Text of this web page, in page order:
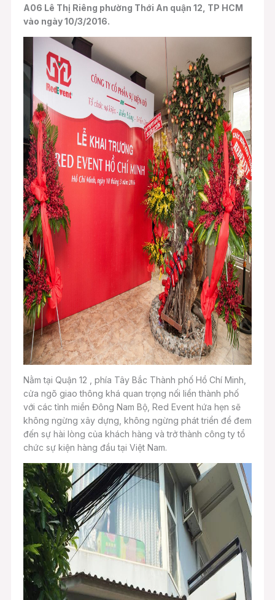
A06 Lê Thị Riêng phường Thới An quận 12, TP HCM
vào ngày 10/3/2016.
Nằm tại Quận 12 , phía Tây Bắc Thành phố Hồ Chí Minh,
cửa ngõ giao thông khá quan trọng nối liền thành phố
với các tỉnh miền Đông Nam Bộ, Red Event hứa hẹn sẽ
không ngừng xây dựng, không ngừng phát triển để đem
đến sự hài lòng của khách hàng và trở thành công ty tổ
chức sự kiện hàng đầu tại Việt Nam.